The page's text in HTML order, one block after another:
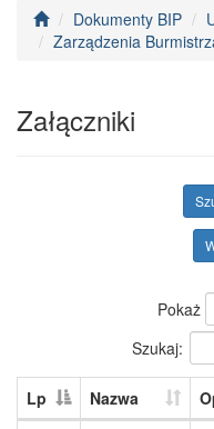
Dokumenty BIP
Zarządzenia
Załączniki
Pokaż
Szukaj:
Lp Nazwa